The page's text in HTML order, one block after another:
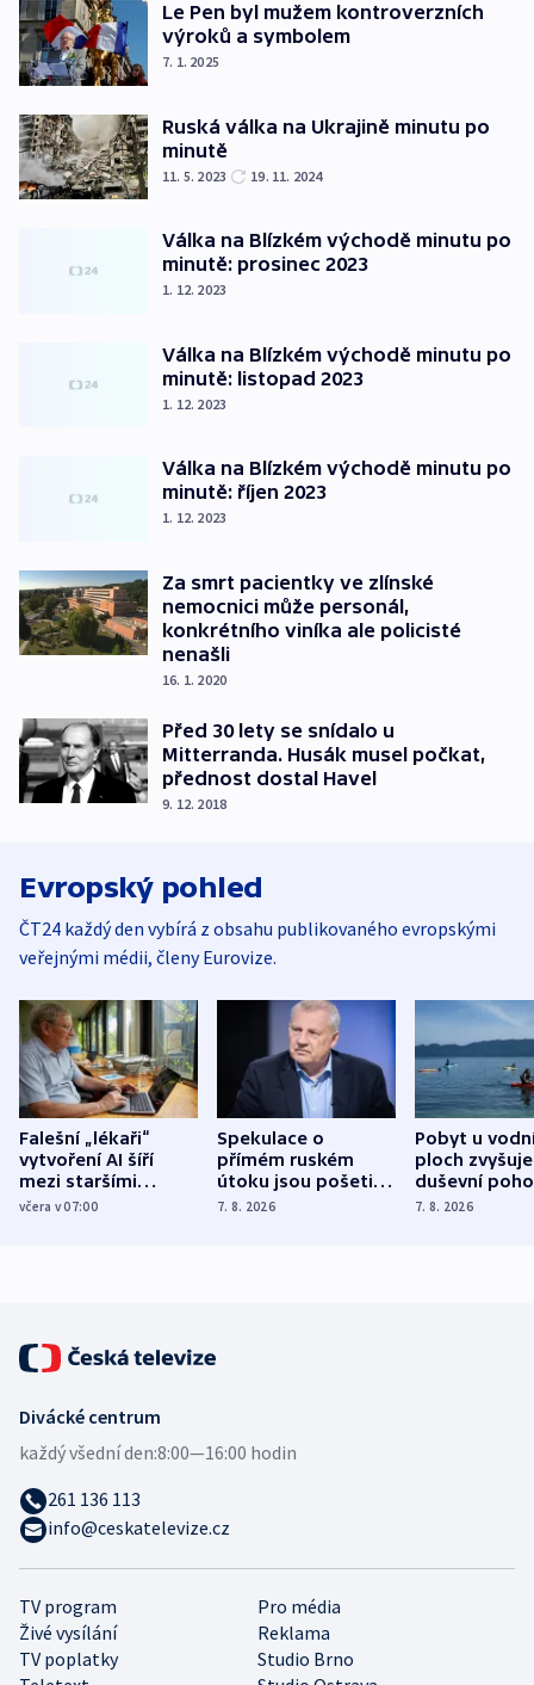
Le Pen byl mužem kontroverzních
výroků a symbolem
7. 1. 2025
Ruská válka na Ukrajině minutu po
minutě
11. 5. 2023 19. 11. 2024
Válka na Blízkém východě minutu po
minutě: prosinec 2023
1. 12. 2023
Válka na Blízkém východě minutu po
minutě: listopad 2023
1. 12. 2023
Válka na Blízkém východě minutu po
minutě: říjen 2023
1. 12. 2023
Za smrt pacientky ve zlínské
nemocnici může personál,
konkrétního viníka ale policisté
nenašli
16. 1. 2020
Před 30 lety se snídalo u
Mitterranda. Husák musel počkat,
přednost dostal Havel
9. 12. 2018
Evropský pohled
ČT24 každý den vybírá z obsahu publikovaného evropskými
veřejnými médii, členy Eurovize.
Falešní „lékaři“
vytvoření AI šíří
mezi staršími
Poláky nebezpečné
včera v 07:00
Spekulace o
přímém ruském
útoku jsou pošetilé,
míní estonský
7. 8. 2026
Pobyt u
ploch zvyšuje
duševní
ukázala
7. 8. 2026
TV program
Pro média
Živé vysílání
Reklama
TV poplatky
Studio Brno
Divácké centrum
každý všední den:8:00—16:00 hodin
261 136 113
info@ceskatelevize.cz